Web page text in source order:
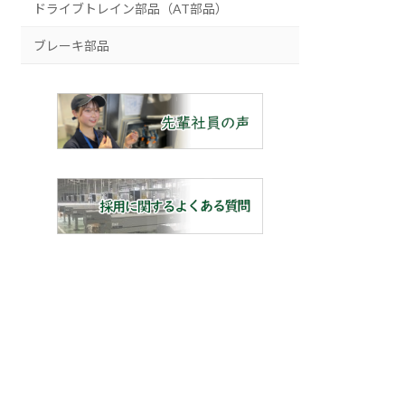
ドライブトレイン部品（AT部品）
ブレーキ部品